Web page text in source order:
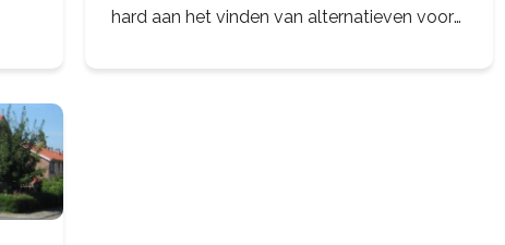
hard aan het vinden van alternatieven voor